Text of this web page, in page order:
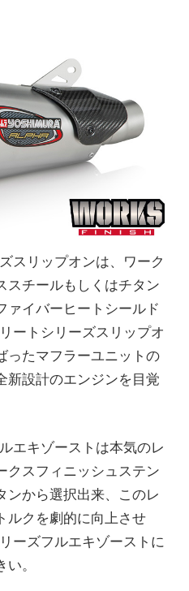
スリップオンは、ワーク
スチールもしくはチタン
ァイバーヒートシールド
ートシリーズスリップオ
ったマフラーユニットの
新設計のエンジンを目覚
エキゾーストは本気のレ
クスフィニッシュステン
ンから選択出来、このレ
ルクを劇的に向上させ
ーズフルエキゾーストに
。